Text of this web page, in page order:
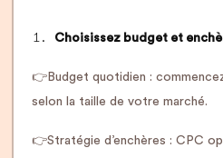
Choisissez budget et
👉Budget quotidien :
selon la taille de votre marché.
👉Stratégie d’enchères : CPC